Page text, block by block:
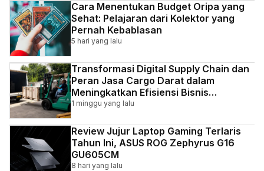
Cara Menentukan Budget Oripa yang
Sehat: Pelajaran dari Kolektor yang
Pernah Kebablasan
5 hari yang lalu
Transformasi Digital Supply Chain dan
Peran Jasa Cargo Darat dalam
Meningkatkan Efisiensi Bisnis
Indonesia
1 minggu yang lalu
Review Jujur Laptop Gaming Terlaris
Tahun Ini, ASUS ROG Zephyrus G16
GU605CM
8 hari yang lalu